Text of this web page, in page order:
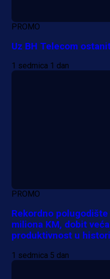
PROMO
Uz BH Telecom
1 sedmica 1 dan
PROMO
Rekordno
miliona KM, dobit
produktivnost u
1 sedmica 5 dan